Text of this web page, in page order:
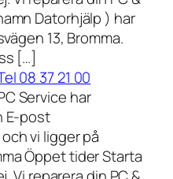
Datorhjälp ) har
13, Bromma.
[…]
08 37 21 00
Service har
E-post
vi ligger på
Öppet tider Starta